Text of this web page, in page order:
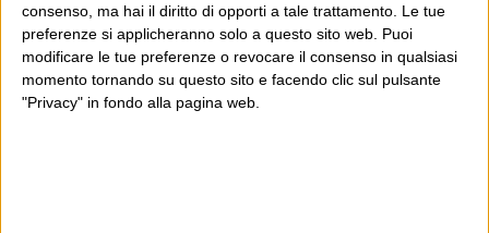
consenso, ma hai il diritto di opporti a tale trattamento. Le tue
preferenze si applicheranno solo a questo sito web. Puoi
modificare le tue preferenze o revocare il consenso in qualsiasi
momento tornando su questo sito e facendo clic sul pulsante
"Privacy" in fondo alla pagina web.